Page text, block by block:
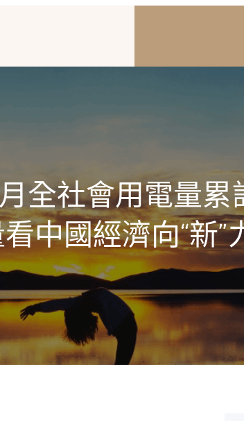
全社會用電量累
中國經濟向“新”